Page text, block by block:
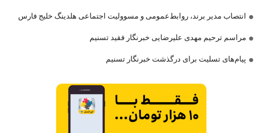
انتصاب مدیر برند، روابط‌عمومی و مسوولیت اجتماعی هلدینگ خلیج فارس
مراسم ترحیم مهدی علیرضایی خبرنگار فقید تسنیم
پیام‌های تسلیت برای درگذشت خبرنگار تسنیم